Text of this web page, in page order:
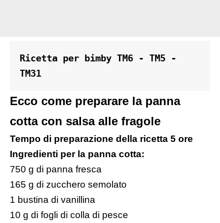
Ricetta per bimby TM6 - TM5 -
TM31
Ecco come preparare la panna
cotta con salsa alle fragole
Tempo di preparazione della ricetta 5 ore
Ingredienti per la panna cotta:
750 g di panna fresca
165 g di zucchero semolato
1 bustina di vanillina
10 g di fogli di colla di pesce